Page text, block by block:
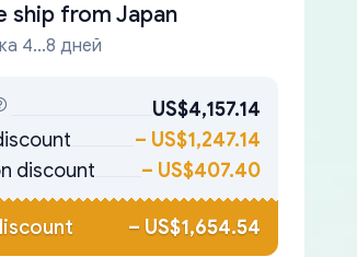
ship fromJapan
4...8 дней
US$4,157.14
– US$1,247.14
discount
– US$407.40
– US$1,654.54